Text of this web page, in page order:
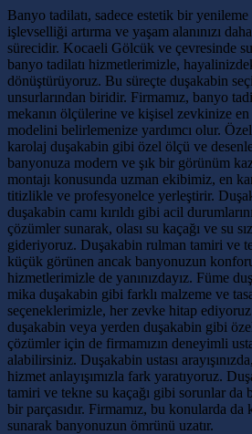
Banyo tadilatı, sadece estetik bir yenileme
işlevselliği artırma ve yaşam alanınızı
sürecidir. Kocaeli Gölcük ve çevresinde
banyo tadilatı hizmetlerimizle,
dönüştürüyoruz. Bu süreçte duşakabin
unsurlarından biridir. Firmamız, banyo
mekanın ölçülerine ve kişisel zevkinize
modelini belirlemenize yardımcı olur.
karolaj duşakabin gibi özel ölçü ve
banyonuza modern ve şık bir görünüm
montajı konusunda uzman ekibimiz, en
titizlikle ve profesyonelce yerleştirir.
duşakabin camı kırıldı gibi acil
çözümler sunarak, olası su kaçağı ve su
gideriyoruz. Duşakabin rulman tamiri ve
küçük görünen ancak banyonuzun
hizmetlerimizle de yanınızdayız. Füme
mika duşakabin gibi farklı malzeme ve
seçeneklerimizle, her zevke hitap
duşakabin veya yerden duşakabin gibi
çözümler için de firmamızın deneyimli
alabilirsiniz. Duşakabin ustası
hizmet anlayışımızla fark yaratıyoruz.
tamiri ve tekne su kaçağı gibi sorunlar da
bir parçasıdır. Firmamız, bu konularda da
sunarak banyonuzun ömrünü uzatır.